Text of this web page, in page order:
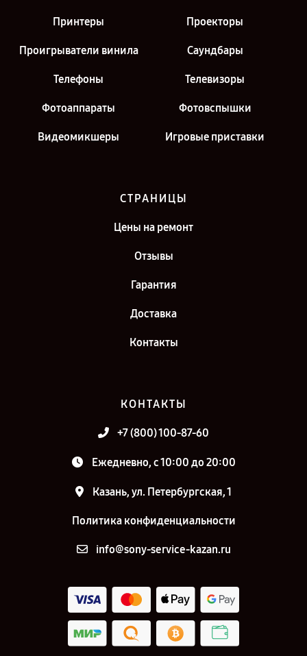
Принтеры Проекторы
Проигрыватели винила Саундбары
Телефоны Телевизоры
Фотоаппараты Фотовспышки
Видеомикшеры Игровые приставки
СТРАНИЦЫ
Цены на ремонт
Отзывы
Гарантия
Доставка
Контакты
КОНТАКТЫ
+7 (800) 100-87-60
Ежедневно, с 10:00 до 20:00
Казань, ул. Петербургская, 1
Политика конфиденциальности
info@sony-service-kazan.ru